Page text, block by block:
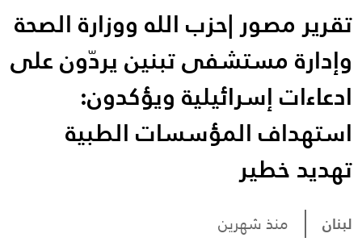
تقرير مصور |حزب الله ووزارة الصحة
وإدارة مستشفى تبنين يردّون على
ادعاءات إسرائيلية ويؤكدون:
استهداف المؤسسات الطبية
تهديد خطير
لبنان منذ شهرين